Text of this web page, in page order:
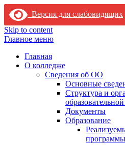
Версия для слабовидящих
Skip to content
Главное меню
Главная
О колледже
Сведения об ОО
Основные
Структура и
Документы
Образование